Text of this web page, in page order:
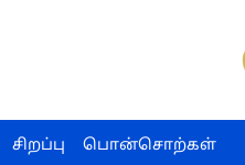
சிறப்பு பொன்சொற்கள்